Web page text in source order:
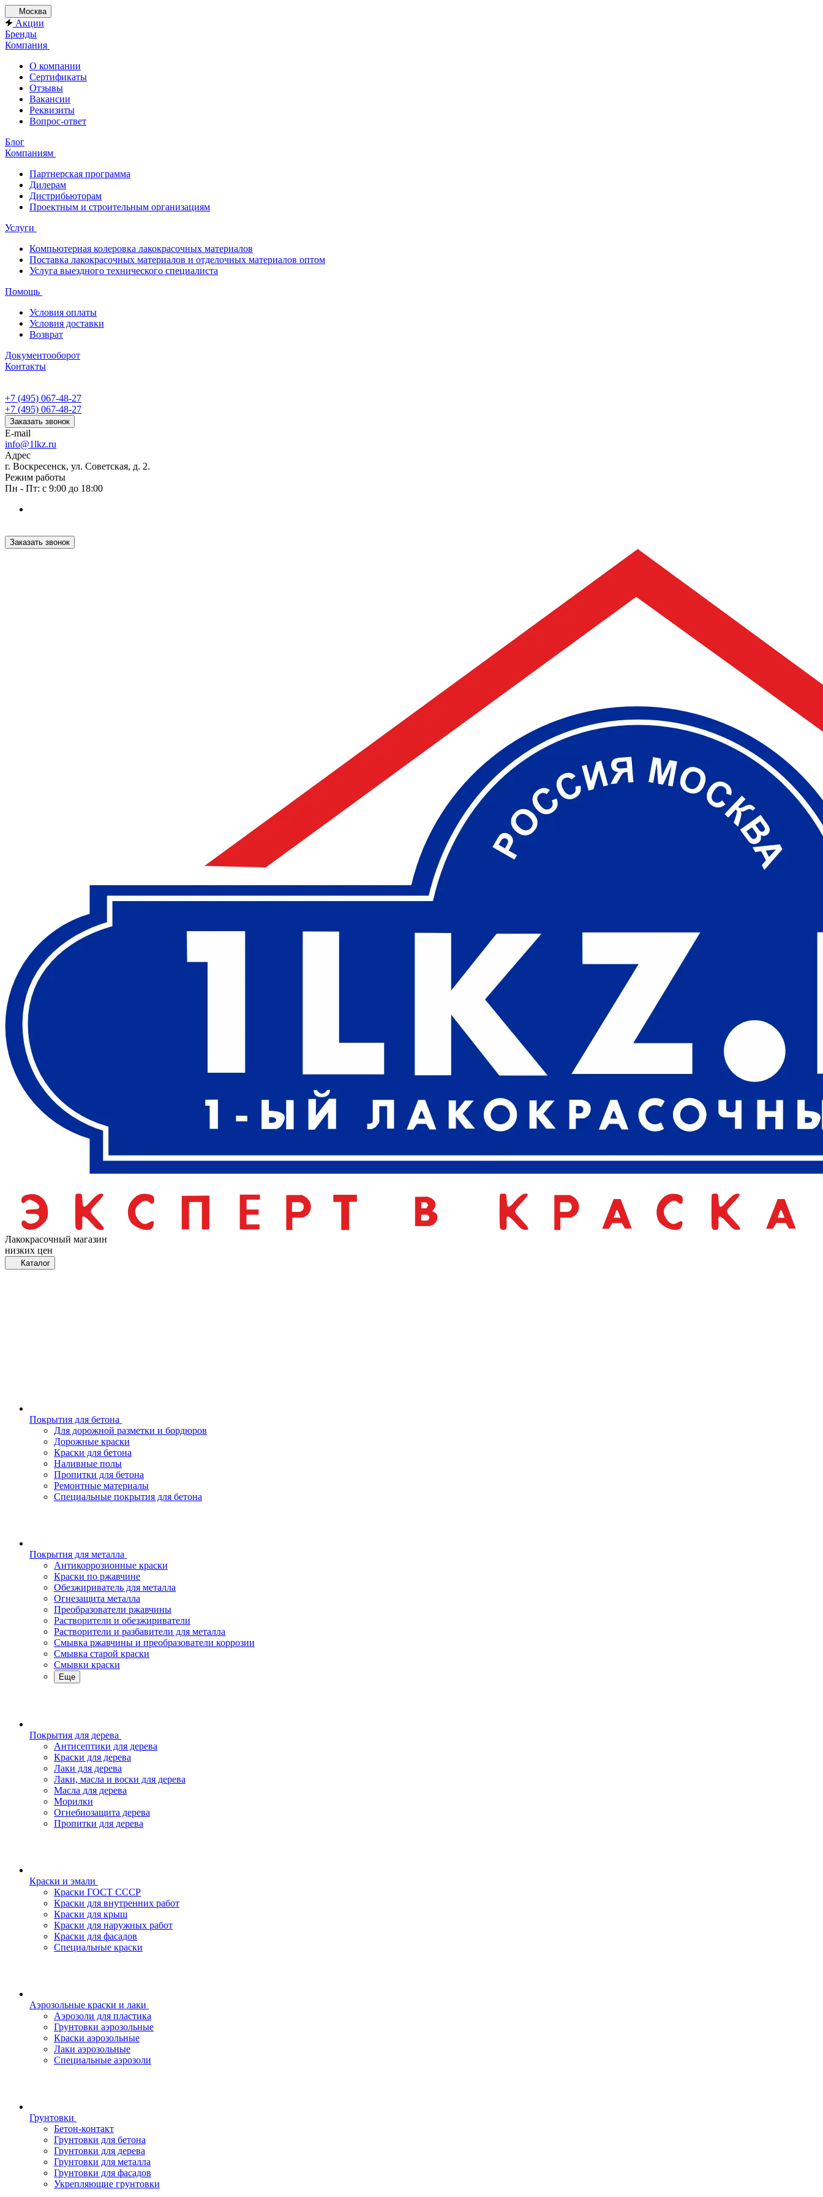
Москва
Акции
Бренды
Компания
О компании
Сертификаты
Отзывы
Вакансии
Реквизиты
Вопрос-ответ
Блог
Компаниям
Партнерская программа
Дилерам
Дистрибьюторам
Проектным и строительным организациям
Услуги
Компьютерная колеровка лакокрасочных материалов
Поставка лакокрасочных материалов и отделочных материалов оптом
Услуга выездного технического специалиста
Помощь
Условия оплаты
Условия доставки
Возврат
Документооборот
Контакты
+7 (495) 067-48-27
+7 (495) 067-48-27
Заказать звонок
E-mail
info@1lkz.ru
Адрес
г. Воскресенск, ул. Советская, д. 2.
Режим работы
Пн - Пт: с 9:00 до 18:00
Заказать звонок
Лакокрасочный магазин
низких цен
Каталог
Покрытия для бетона
Для дорожной разметки и бордюров
Дорожные краски
Краски для бетона
Наливные полы
Пропитки для бетона
Ремонтные материалы
Специальные покрытия для бетона
Покрытия для металла
Антикоррозионные краски
Краски по ржавчине
Обезжириватель для металла
Огнезащита металла
Преобразователи ржавчины
Растворители и обезжириватели
Растворители и разбавители для металла
Смывка ржавчины и преобразователи коррозии
Смывка старой краски
Смывки краски
Еще
Покрытия для дерева
Антисептики для дерева
Краски для дерева
Лаки для дерева
Лаки, масла и воски для дерева
Масла для дерева
Морилки
Огнебиозащита дерева
Пропитки для дерева
Краски и эмали
Краски ГОСТ СССР
Краски для внутренних работ
Краски для крыш
Краски для наружных работ
Краски для фасадов
Специальные краски
Аэрозольные краски и лаки
Аэрозоли для пластика
Грунтовки аэрозольные
Краски аэрозольные
Лаки аэрозольные
Специальные аэрозоли
Грунтовки
Бетон-контакт
Грунтовки для бетона
Грунтовки для дерева
Грунтовки для металла
Грунтовки для фасадов
Укрепляющие грунтовки